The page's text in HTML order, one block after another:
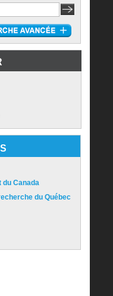
du Canada
du Québec